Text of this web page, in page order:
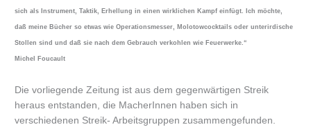
sich als Instrument, Taktik, Erhellung in einen wirklichen Kampf einfügt. Ich möchte,
daß meine Bücher so etwas wie Operationsmesser, Molotowcocktails oder unterirdische
Stollen sind und daß sie nach dem Gebrauch verkohlen wie Feuerwerke.“
Michel Foucault
Die vorliegende Zeitung ist aus dem gegenwärtigen Streik
heraus entstanden, die MacherInnen haben sich in
verschiedenen Streik- Arbeitsgruppen zusammengefunden.